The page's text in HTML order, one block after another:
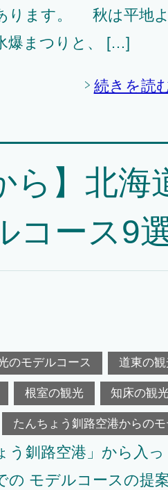
ります。 秋は平地よ
爆まつりと、 […]
続きを読
ら】北海
コース9
のモデルコース 道東の
根室の観光 知床の観
たんちょう釧路空港からの
釧路空港」から入っ
の モデルコースの提